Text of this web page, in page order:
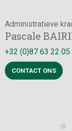
Administratieve
Pascale
+32 (0)87 63 22 05
CONTACT ONS